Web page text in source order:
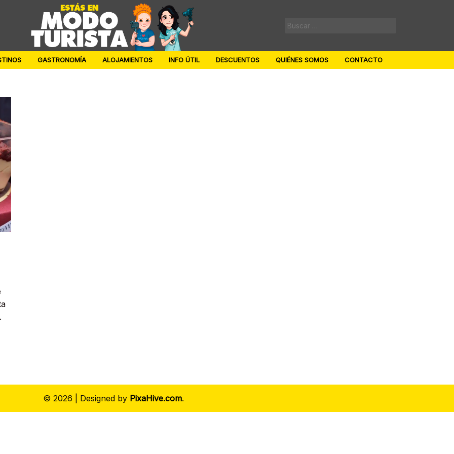
Buscar:
GASTRONOMÍA ALOJAMIENTOS INFO ÚTIL DESCUENTOS QUIÉNES SOMOS CONTACTO
© 2026 Designed by PixaHive.com.